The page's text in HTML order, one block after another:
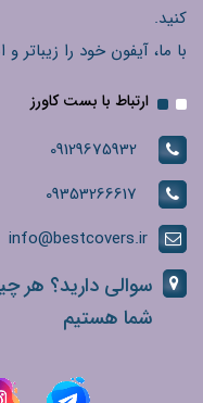
کنید.
با ما، آیفون خود را زیباتر و
ارتباط با بست کاورز
09129675932
09353266617
info@bestcovers.ir
سوالی دارید؟ هر
شما هستیم